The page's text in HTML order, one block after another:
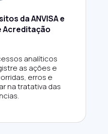
da ANVISA e
Acreditação
analíticos
as ações e
erros e
na tratativa das